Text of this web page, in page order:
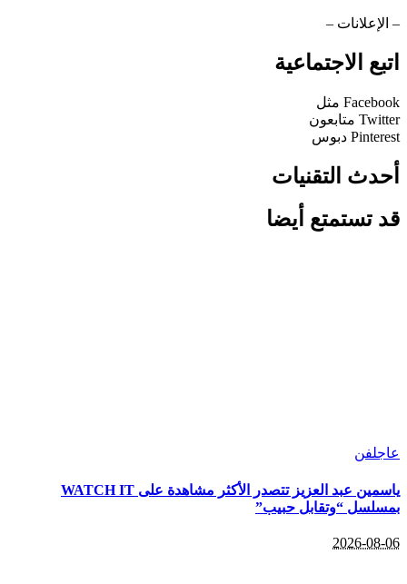
– الإعلانات –
اتبع الاجتماعية
Facebook مثل
Twitter متابعون
Pinterest دبوس
أحدث التقنيات
قد تستمتع أيضا
عاجلفن
ياسمين عبد العزيز تتصدر الأكثر مشاهدة على WATCH IT
بمسلسل “وتقابل حبيب”
2026-08-06